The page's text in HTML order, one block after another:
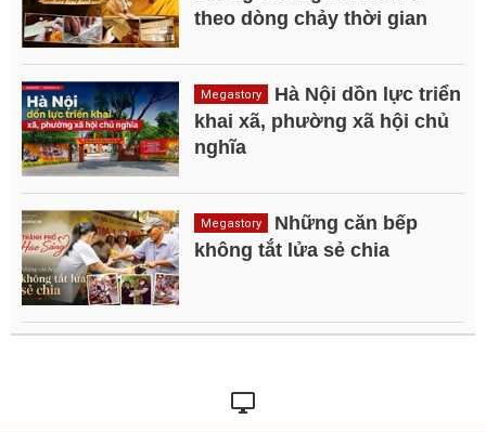
theo dòng chảy thời gian
Megastory
Hà Nội dồn lực triển
khai xã, phường xã hội chủ
nghĩa
Megastory
Những căn bếp
không tắt lửa sẻ chia